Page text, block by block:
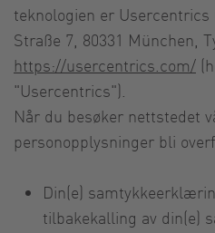
teknologien er
Straße 7, 80331 München,
https://usercentrics.com/
"Usercentrics").
Når du besøker nettstedet
personopplysninger bli
Din(e)
tilbakekalling av din(e)